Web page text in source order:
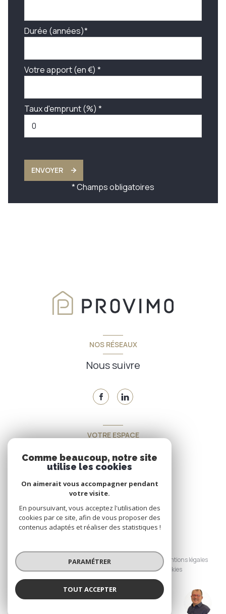
Durée (années)*
Votre apport (en €) *
Taux d'emprunt (%) *
ENVOYER
* Champs obligatoires
BERTRAND (EI)
NOS RÉSEAUX
Nous suivre
VOTRE ESPACE
Espace propriétaire
SE CONNECTER
Nos honoraires
Nos partenaires
Mentions légales
Admin
Politique RGPD Cookies
Réalisé par :
Comme beaucoup, notre site
utilise les cookies
On aimerait vous accompagner pendant
votre visite.
En poursuivant, vous acceptez l'utilisation des
cookies par ce site, afin de vous proposer des
contenus adaptés et réaliser des statistiques !
PARAMÉTRER
TOUT ACCEPTER